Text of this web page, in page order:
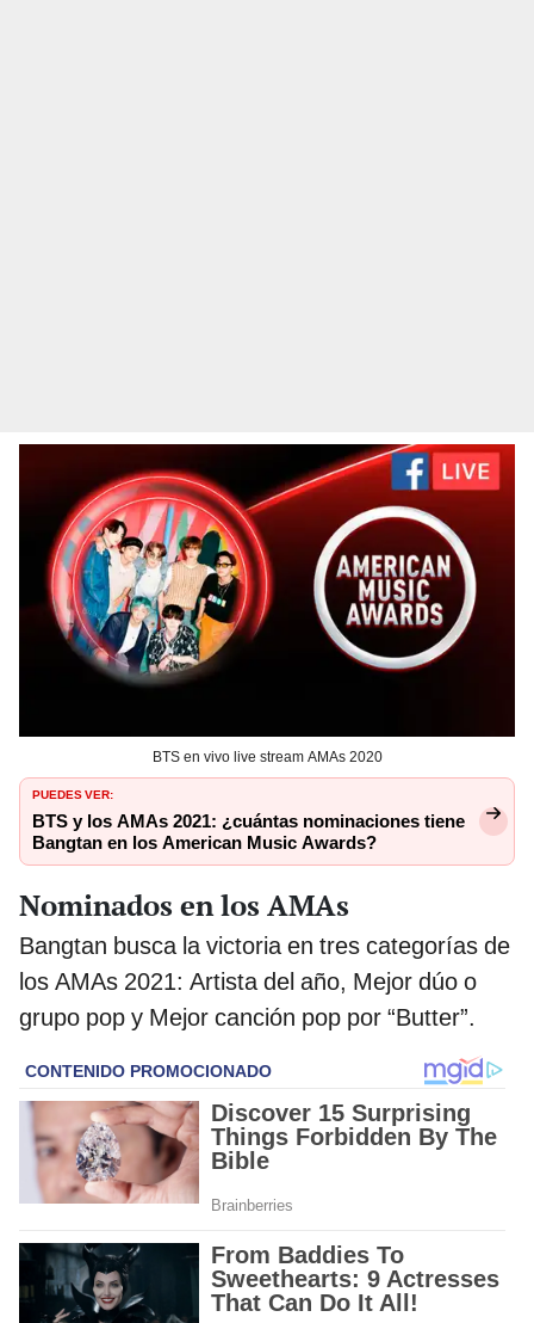
BTS en vivo live stream AMAs 2020
PUEDES VER:
BTS y los AMAs 2021: ¿cuántas nominaciones tiene
Bangtan en los American Music Awards?
Nominados en los AMAs
Bangtan busca la victoria en tres categorías de
los AMAs 2021: Artista del año, Mejor dúo o
grupo pop y Mejor canción pop por “Butter”.